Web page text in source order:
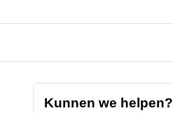
Kunnen we helpen?